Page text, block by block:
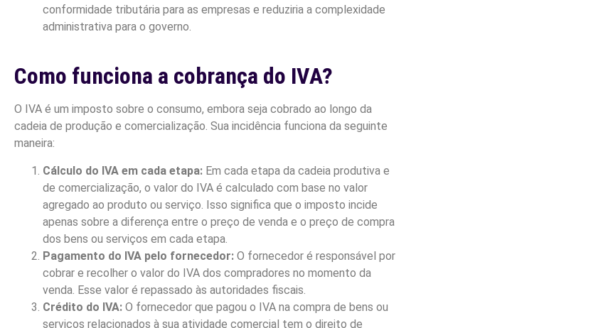
conformidade tributária para as empresas e reduziria a complexidade
administrativa para o governo.
Como funciona a cobrança do IVA?
O IVA é um imposto sobre o consumo, embora seja cobrado ao longo da
cadeia de produção e comercialização. Sua incidência funciona da seguinte
maneira:
Cálculo do IVA em cada etapa: Em cada etapa da cadeia produtiva e
de comercialização, o valor do IVA é calculado com base no valor
agregado ao produto ou serviço. Isso significa que o imposto incide
apenas sobre a diferença entre o preço de venda e o preço de compra
dos bens ou serviços em cada etapa.
Pagamento do IVA pelo fornecedor: O fornecedor é responsável por
cobrar e recolher o valor do IVA dos compradores no momento da
venda. Esse valor é repassado às autoridades fiscais.
Crédito do IVA: O fornecedor que pagou o IVA na compra de bens ou
serviços relacionados à sua atividade comercial tem o direito de